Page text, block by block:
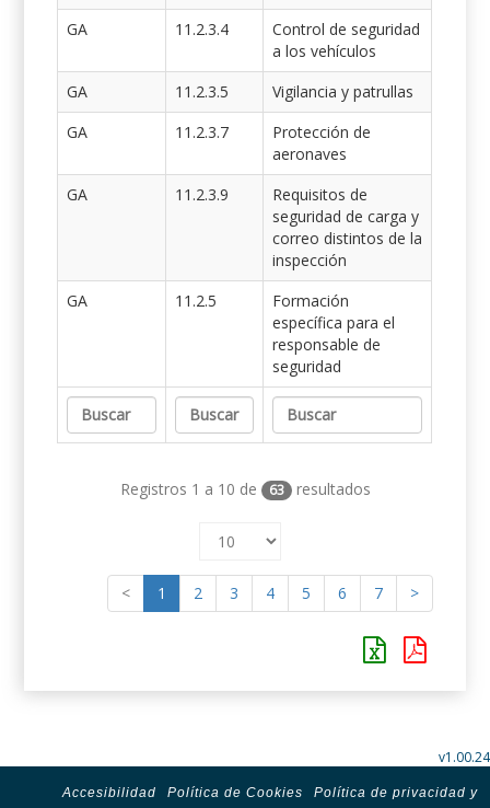
GA
11.2.3.4
Control de seguridad
a los vehículos
GA
11.2.3.5
Vigilancia y patrullas
GA
11.2.3.7
Protección de
aeronaves
GA
11.2.3.9
Requisitos de
seguridad de carga y
correo distintos de la
inspección
GA
11.2.5
Formación
específica para el
responsable de
seguridad
Registros 1 a 10 de 63 resultados
< 1 2 3 4 5 6 7 >
v1.00.24
Accesibilidad Política de Cookies
Política de privacidad y